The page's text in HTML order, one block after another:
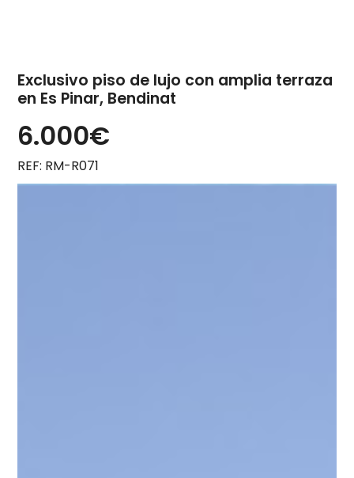
Exclusivo piso de lujo con amplia terraza
en Es Pinar, Bendinat
6.000€
REF: RM-R071